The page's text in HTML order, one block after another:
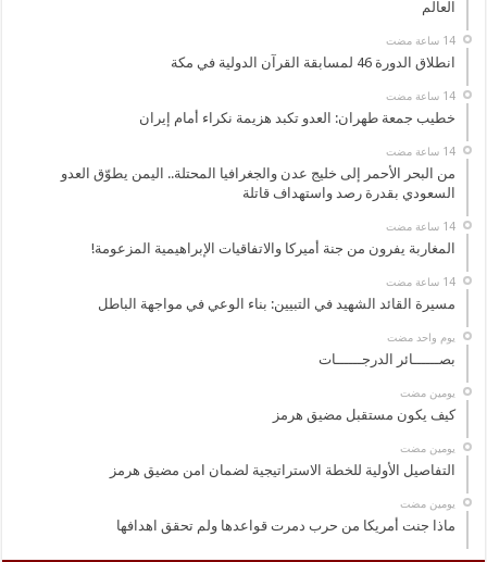
العالم
‏14 ساعة مضت
انطلاق الدورة 46 لمسابقة القرآن الدولية في مكة
‏14 ساعة مضت
خطيب جمعة طهران: العدو تكبد هزيمة نكراء أمام إيران
‏14 ساعة مضت
من البحر الأحمر إلى خليج عدن والجغرافيا المحتلة.. اليمن يطوّق العدو
السعودي بقدرة رصد واستهداف قاتلة
‏14 ساعة مضت
المغاربة يفرون من جنة أميركا والاتفاقيات الإبراهيمية المزعومة!
‏14 ساعة مضت
مسيرة القائد الشهيد في التبيين: بناء الوعي في مواجهة الباطل
‏يوم واحد مضت
بصــــــائر الدرجــــــات
‏يومين مضت
كيف يكون مستقبل مضيق هرمز
‏يومين مضت
التفاصيل الأولية للخطة الاستراتيجية لضمان امن مضيق هرمز
‏يومين مضت
ماذا جنت أمريكا من حرب دمرت قواعدها ولم تحقق اهدافها